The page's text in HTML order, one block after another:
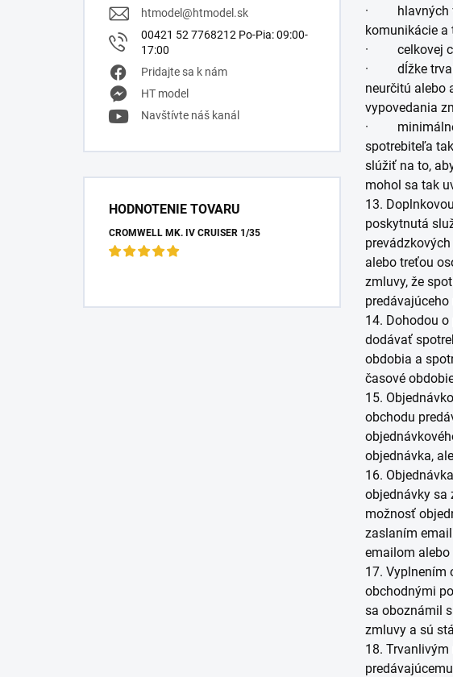
htmodel@htmodel.sk
00421 52 7768212 Po-Pia: 09:00-
17:00
Pridajte sa k nám
HT model
Navštívte náš kanál
HODNOTENIE TOVARU
CROMWELL MK. IV CRUISER 1/35
· hlavných
komunikácie a
· celkovej
· dĺžke
neurčitú alebo
vypovedania
· minimálnej
spotrebiteľa
slúžiť na to,
mohol sa tak
13.
poskytnutá
alebo treťou
zmluvy, že
14. Dohodou
dodávať
obdobia a
časové
15.
obchodu
objednávka,
16.
objednávky sa
možnosť
zaslaním
emailom
17. Vyplnením
obchodnými
sa oboznámil
zmluvy a sú
18.